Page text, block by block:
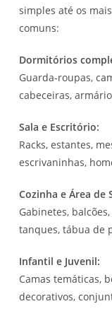
simples até os
comuns:
Dormitórios
Guarda-roupas,
cabeceiras,
Sala e Escritório:
Racks, estantes,
escrivaninhas,
Cozinha e Área de
Gabinetes,
tanques, tábua de
Infantil e Juvenil:
Camas temáticas,
decorativos,